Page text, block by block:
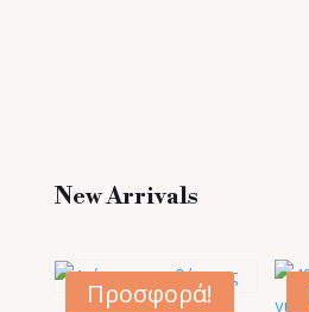
New Arrivals
Προσφορά!